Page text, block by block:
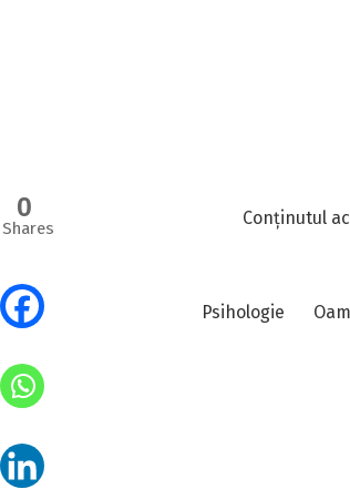
Conținutul
Psihologie
0
Shares